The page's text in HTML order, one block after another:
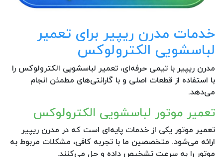
خدمات مدرن ریپیر برای تعمیر
لباسشویی الکترولوکس
مدرن ریپیر با تیمی حرفه‌ای، تعمیر لباسشویی الکترولوکس را
با استفاده از قطعات اصلی و با گارانتی‌های مطمئن انجام
می‌دهد.
تعمیر موتور لباسشویی الکترولوکس
تعمیر موتور یکی از خدمات پایه‌ای است که در مدرن ریپیر
ارائه می‌شود. متخصصین ما با تجربه کافی، مشکلات مربوط به
موتور را به سرعت تشخیص داده و حل می‌کنند.